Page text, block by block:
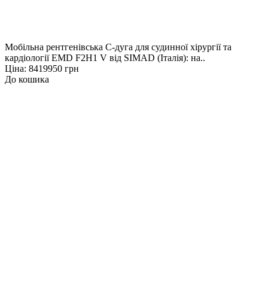
Мобільна рентгенівська С-дуга для судинної хірургії та
кардіології EMD F2H1 V від SIMAD (Італія): на..
Ціна: 8419950 грн
До кошика